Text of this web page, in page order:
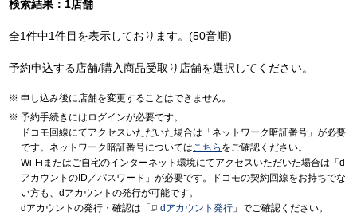
検索結果：1店舗
全1件中1件目を表示しております。(50音順)
予約申込する店舗/購入商品受取り店舗を選択してください。
申し込み後に店舗を変更することはできません。
予約手続きにはログインが必要です。
ドコモ回線にてアクセスいただいた場合は「ネットワーク暗証番号」が必要
です。ネットワーク暗証番号についてはこちら をご確認ください。
Wi-Fiまたはご自宅のインターネット環境にてアクセスいただいた場合は「d
アカウントのID／パスワード」が必要です。ドコモの契約回線をお持ちでな
い方も、dアカウントの発行が可能です。
dアカウントの発行・確認は「
dアカウント発行 」でご確認ください。